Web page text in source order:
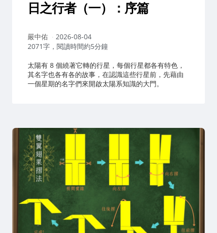
日之行者（一）：序篇
作
者：
嚴中佑
2026-08-04
2071字，閱讀時間約5分鐘
太陽有 8 個繞著它轉的行星，每個行星都各有特色，
其名字也各有各的故事，在認識這些行星前，先藉由
一個星期的名字們來開啟太陽系知識的大門。